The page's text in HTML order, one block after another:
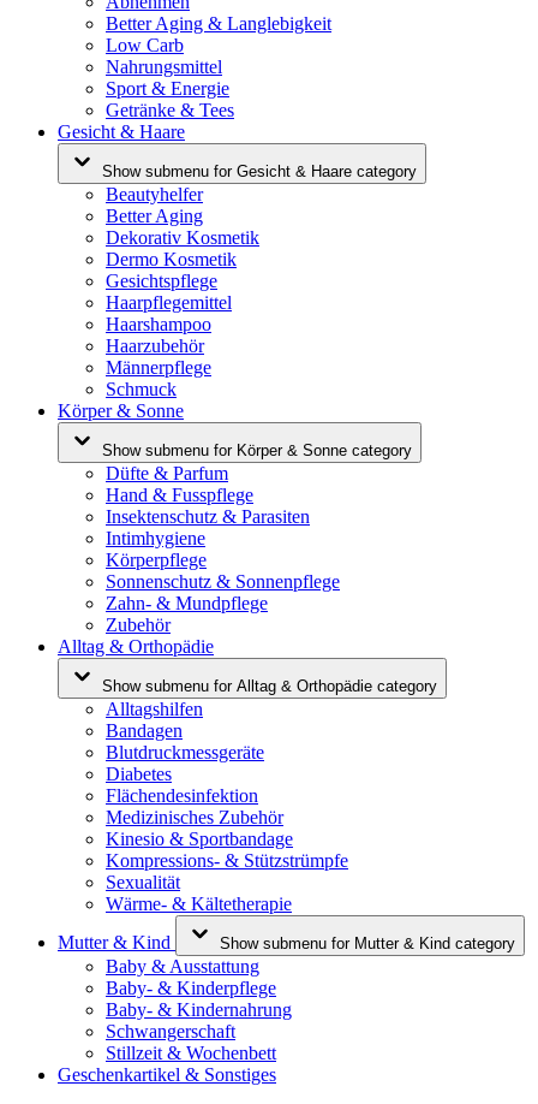
Better Aging & Langlebigkeit
Low Carb
Nahrungsmittel
Sport & Energie
Getränke & Tees
Gesicht & Haare
Show submenu for Gesicht & Haare category
Beautyhelfer
Better Aging
Dekorativ Kosmetik
Dermo Kosmetik
Gesichtspflege
Haarpflegemittel
Haarshampoo
Haarzubehör
Männerpflege
Schmuck
Körper & Sonne
Show submenu for Körper & Sonne category
Düfte & Parfum
Hand & Fusspflege
Insektenschutz & Parasiten
Intimhygiene
Körperpflege
Sonnenschutz & Sonnenpflege
Zahn- & Mundpflege
Zubehör
Alltag & Orthopädie
Show submenu for Alltag & Orthopädie category
Alltagshilfen
Bandagen
Blutdruckmessgeräte
Diabetes
Flächendesinfektion
Medizinisches Zubehör
Kinesio & Sportbandage
Kompressions- & Stützstrümpfe
Sexualität
Wärme- & Kältetherapie
Mutter & Kind
Show submenu for Mutter & Kind category
Baby & Ausstattung
Baby- & Kinderpflege
Baby- & Kindernahrung
Schwangerschaft
Stillzeit & Wochenbett
Geschenkartikel & Sonstiges